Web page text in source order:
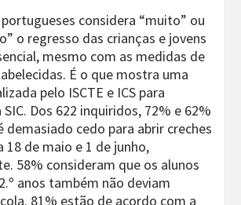
considera “muito” ou
o regresso das crianças e jovens
mesmo com as medidas de
É o que mostra uma
pelo ISCTE e ICS para
SIC. Dos 622 inquiridos, 72% e 62%
demasiado cedo para abrir creches
18 de maio e 1 de junho,
58% consideram que os alunos
anos também não deviam
81% estão de acordo com a